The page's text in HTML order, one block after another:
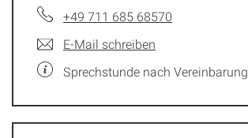
+49 711 685 68570
E-Mail schreiben
Sprechstunde nach Vereinbarung